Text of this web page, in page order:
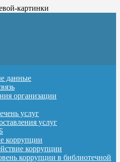
данные
организации
услуг
услуг
коррупции
коррупции
коррупции в библиотечной